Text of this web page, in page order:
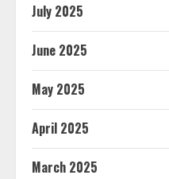
July 2025
June 2025
May 2025
April 2025
March 2025